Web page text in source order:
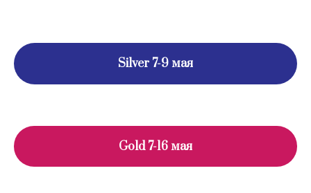
Silver 7-9 мая
Gold 7-16 мая